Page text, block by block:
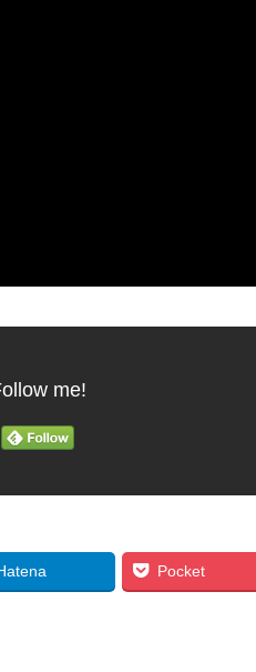
me!
Pocket